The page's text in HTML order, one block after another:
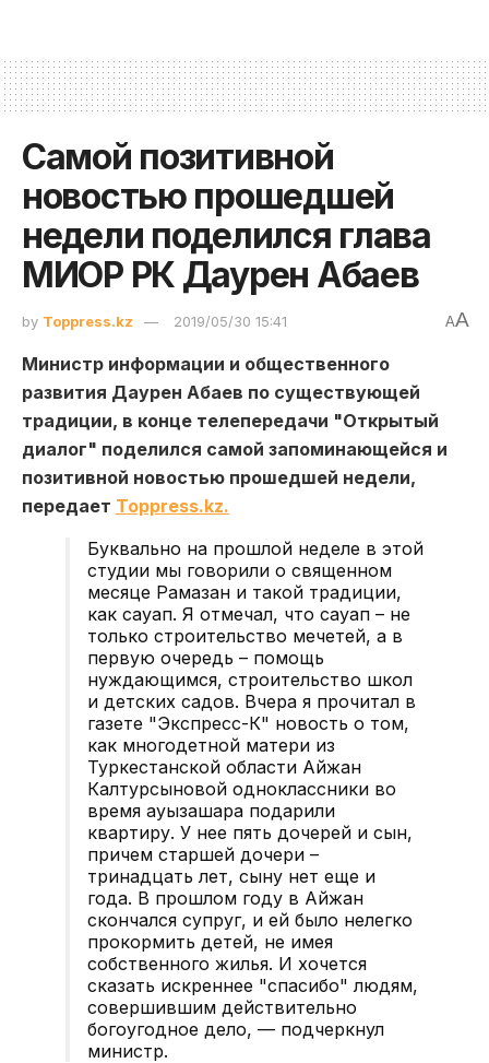
Самой позитивной
новостью прошедшей
недели поделился глава
МИОР РК Даурен Абаев
by Toppress.kz 2019/05/30 15:41 AA
Министр информации и общественного
развития Даурен Абаев по существующей
традиции, в конце телепередачи "Открытый
диалог" поделился самой запоминающейся и
позитивной новостью прошедшей недели,
передает Toppress.kz.
Буквально на прошлой неделе в этой
студии мы говорили о священном
месяце Рамазан и такой традиции,
как сауап. Я отмечал, что сауап – не
только строительство мечетей, а в
первую очередь – помощь
нуждающимся, строительство школ
и детских садов. Вчера я прочитал в
газете "Экспресс-К" новость о том,
как многодетной матери из
Туркестанской области Айжан
Калтурсыновой одноклассники во
время ауызашара подарили
квартиру. У нее пять дочерей и сын,
причем старшей дочери –
тринадцать лет, сыну нет еще и
года. В прошлом году в Айжан
скончался супруг, и ей было нелегко
прокормить детей, не имея
собственного жилья. И хочется
сказать искреннее "спасибо" людям,
совершившим действительно
богоугодное дело, — подчеркнул
министр.